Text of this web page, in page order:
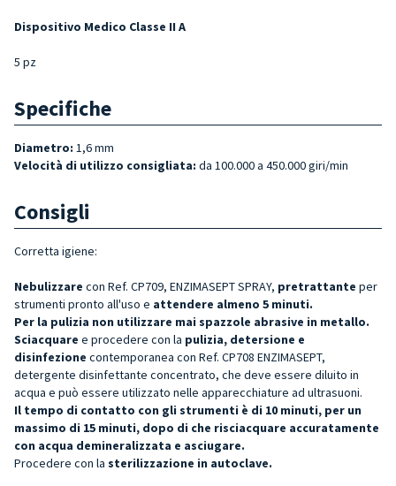
Dispositivo Medico Classe II A
5 pz
Specifiche
Diametro: 1,6 mm
Velocità di utilizzo consigliata: da 100.000 a 450.000 giri/min
Consigli
Corretta igiene:
Nebulizzare con Ref. CP709, ENZIMASEPT SPRAY, pretrattante per
strumenti pronto all'uso e attendere almeno 5 minuti.
Per la pulizia non utilizzare mai spazzole abrasive in metallo.
Sciacquare e procedere con la pulizia, detersione e
disinfezione contemporanea con Ref. CP708 ENZIMASEPT,
detergente disinfettante concentrato, che deve essere diluito in
acqua e può essere utilizzato nelle apparecchiature ad ultrasuoni.
Il tempo di contatto con gli strumenti è di 10 minuti, per un
massimo di 15 minuti, dopo di che risciacquare accuratamente
con acqua demineralizzata e asciugare.
Procedere con la sterilizzazione in autoclave.